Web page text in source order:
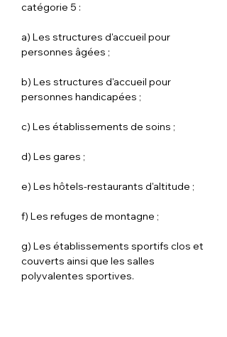
catégorie 5 :
a) Les structures d'accueil pour
personnes âgées ;
b) Les structures d'accueil pour
personnes handicapées ;
c) Les établissements de soins ;
d) Les gares ;
e) Les hôtels-restaurants d'altitude ;
f) Les refuges de montagne ;
g) Les établissements sportifs clos et
couverts ainsi que les salles
polyvalentes sportives.